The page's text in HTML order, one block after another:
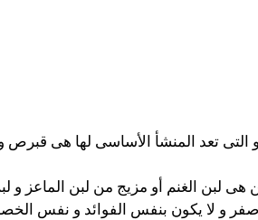
تعد المنشأ الأساسى لها هى قبرص
لبن الغنم أو مزيج من لبن الماعز و
و لا يكون بنفس الفوائد و نفس